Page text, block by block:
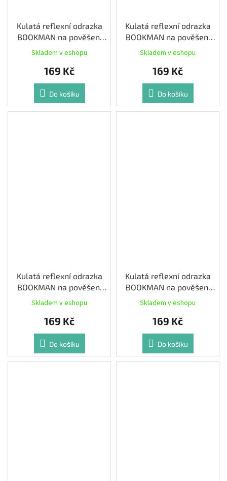
Kulatá reflexní odrazka
BOOKMAN na pověšení
barva Mint
Skladem v eshopu
169 Kč
Do košíku
Kulatá reflexní odrazka
BOOKMAN na pověšení
barva Růžová
Skladem v eshopu
169 Kč
Do košíku
Kulatá reflexní odrazka
BOOKMAN na pověšení
barva Bílá
Skladem v eshopu
169 Kč
Do košíku
Kulatá reflexní odrazka
BOOKMAN na pověšení
barva Černá
Skladem v eshopu
169 Kč
Do košíku